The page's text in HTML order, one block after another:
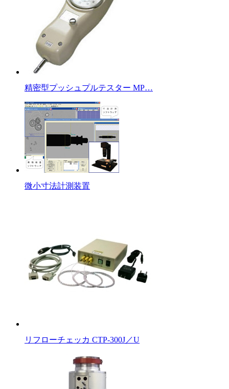
精密型プッシュプルテスター MP…
微小寸法計測装置
リフローチェッカ CTP-300J／U